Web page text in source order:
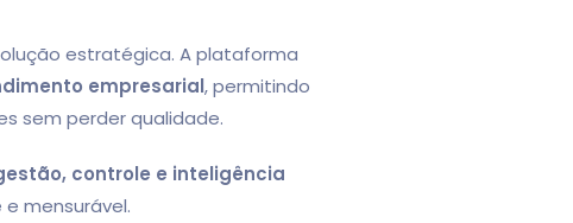
estratégica. A plataforma
empresarial, permitindo
sem perder qualidade.
controle e inteligência
mensurável.